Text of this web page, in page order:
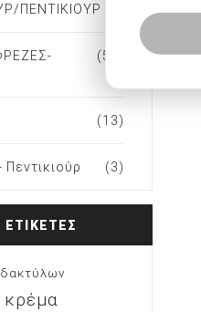
ΠΕΝΤΙΚΙΟΥΡ
(51)
(13)
(3)
Πεντικιούρ
δακτύλων
κρέμα